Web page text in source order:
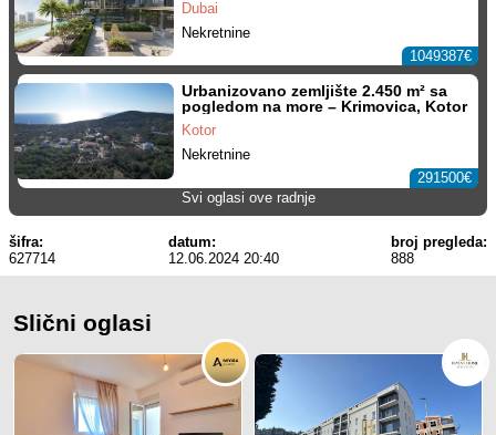
Dubai
Nekretnine
1049387€
Urbanizovano zemljište 2.450 m² sa
pogledom na more – Krimovica, Kotor
Kotor
Nekretnine
291500€
Svi oglasi ove radnje
šifra:
627714
datum:
12.06.2024 20:40
broj pregleda:
888
Slični oglasi